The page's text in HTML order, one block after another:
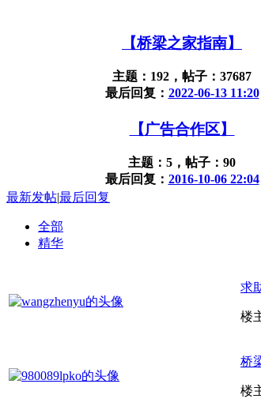
【桥梁之家指南】
主题：192，帖子：37687
最后回复： 2022-06-13 11:20
【广告合作区】
主题：5，帖子：90
最后回复： 2016-10-06 22:04
最新发帖|最后回复
全部
精华
求
楼
桥
楼